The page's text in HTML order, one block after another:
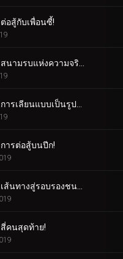
อสู้กับเพื่อนซี้!
ารต่อสู้บนปีก!
คนสุดท้าย!